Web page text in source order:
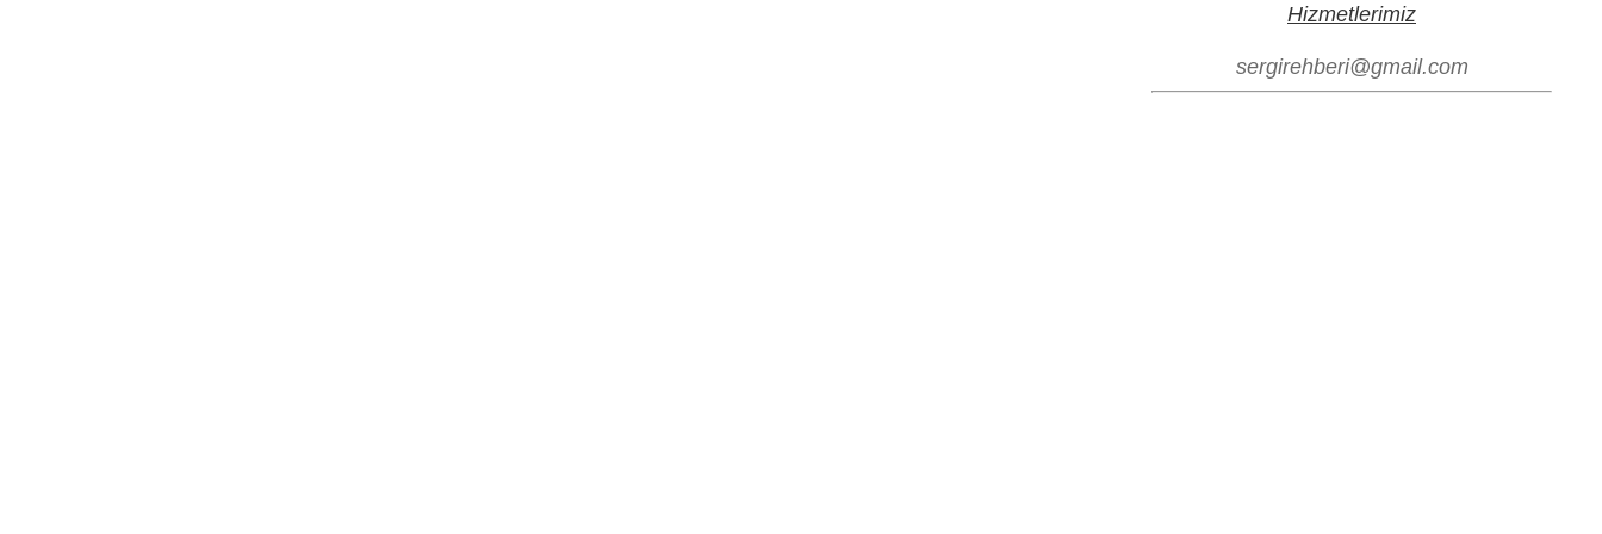
Hizmetlerimiz
sergirehberi@gmail.com